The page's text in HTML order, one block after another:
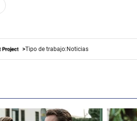
Tipo de trabajo: Noticias